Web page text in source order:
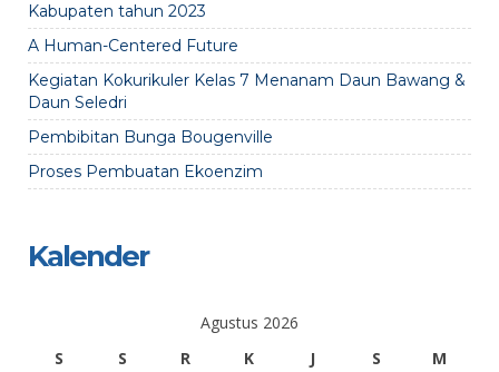
Kabupaten tahun 2023
A Human-Centered Future
Kegiatan Kokurikuler Kelas 7 Menanam Daun Bawang &
Daun Seledri
Pembibitan Bunga Bougenville
Proses Pembuatan Ekoenzim
Kalender
Agustus 2026
S
S R K J S
M